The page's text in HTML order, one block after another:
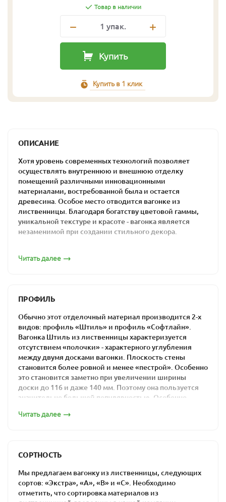
Товар в наличии
1 упак.
Купить
Купить в 1 клик
ОПИСАНИЕ
Хотя уровень современных технологий позволяет
осуществлять внутреннюю и внешнюю отделку
помещений различными инновационными
материалами, востребованной была и остается
древесина. Особое место отводится вагонке из
лиственницы. Благодаря богатству цветовой гаммы,
уникальной текстуре и красоте - вагонка является
незаменимой при создании стильного декора.
Эксплуатационные
других положительных характеристик, главными из
которых являются:
универсальность,
неприхотливость,
устойчивость к высокой влажности,
прочность,
легкость в обработке,
долговечность.
каждый сможет подобрать сорт, устраивающий его по
Вот уже более 20 лет мы занимаем одну из
лидирующих позиций на столичном рынке этого вида
Читать далее
ПРОФИЛЬ
Обычно этот отделочный материал производится 2-х
видов: профиль «Штиль» и профиль «Софтлайн».
Вагонка Штиль из лиственницы характеризуется
отсутствием «полочки» - характерного углубления
между двумя досками вагонки. Плоскость стены
становится более ровной и менее «пестрой». Особенно
это становится заметно при увеличении ширины
доски до 116 и даже 140 мм. Поэтому она пользуется
значительно большей популярностью. Особенно
Читать далее
СОРТНОСТЬ
Мы предлагаем вагонку из лиственницы, следующих
сортов: «Экстра», «А», «В» и «С». Необходимо
отметить, что сортировка материалов из